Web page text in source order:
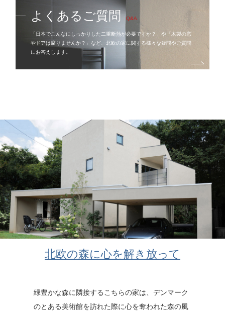
よくあるご質問 Q&A
「日本でこんなにしっかりした二重断熱が必要ですか？」や「木製の窓
やドアは腐りませんか？」など、北欧の家に関する様々な疑問やご質問
にお答えします。
北欧の森に心を解き放って
緑豊かな森に隣接するこちらの家は、デンマーク
のとある美術館を訪れた際に心を奪われた森の風